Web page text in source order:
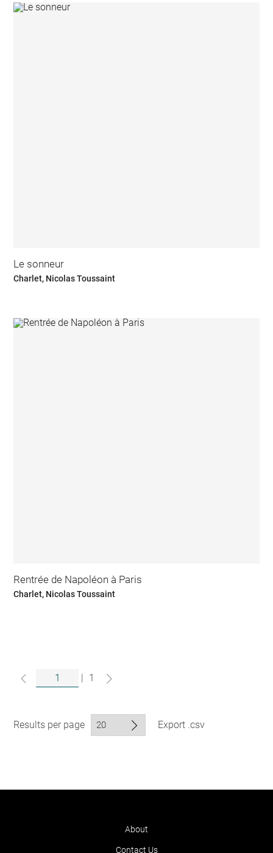
Le sonneur
Charlet, Nicolas Toussaint
Rentrée de Napoléon à Paris
Charlet, Nicolas Toussaint
1
Results per page Export .csv
About
Contact Us